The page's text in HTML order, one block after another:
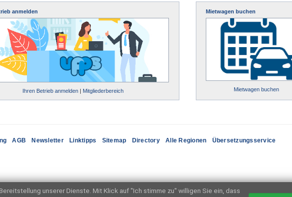
anmelden
Ihren Betrieb anmelden| Mitgliederbereich
Mietwagen buchen
Mietwagen buchen
AGB Newsletter Linktipps Sitemap Directory Alle Regionen Übersetzungsservice
unserer Dienste. Mit Klick auf "Ich stimme zu" willigen Sie ein, dass